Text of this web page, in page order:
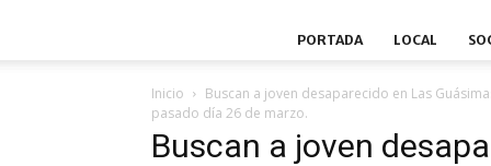
PORTADA LOCAL
Inicio Buscan a joven desaparecido en Las
pasado día 26 de marzo.
Buscan a joven